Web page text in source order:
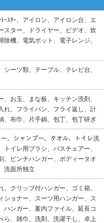
ｰｽﾀｰ、アイロン、アイロン台、エ
スター、ドライヤー、ビデオ、炊
除機、電気ポット、電子レンジ、
シーツ類、テーブル、テレビ台、
、お玉、まな板、キッチン洗剤、
れ、フライパン、フライ返し、計
、布巾、片手鍋、包丁、包丁研ぎ
ー、シャンプー、タオル、トイレ洗
トイレ用ブラシ、バスチェアー、
、ピンチハンガー、ボディータオ
洗面所独立
、クリップ付ハンガー、ゴミ箱、
ショナー、スーツ用ハンガー、ス
ハンガー、案内ファイル、延長コ
ら、雑巾、洗剤、洗濯干し、卓上